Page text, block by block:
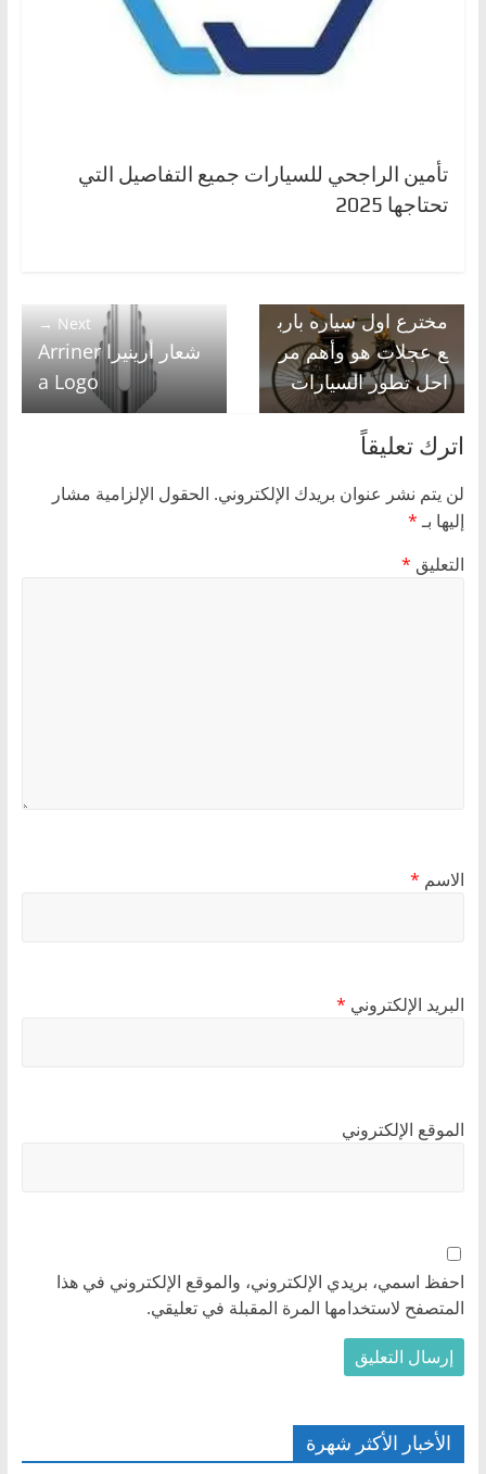
تأمين الراجحي للسيارات جميع التفاصيل التي
تحتاجها 2025
مخترع اول سياره بارب
ع عجلات هو وأهم مر
احل تطور السيارات
Next →
شعار أرينيرا Arriner
a Logo
اترك تعليقاً
لن يتم نشر عنوان بريدك الإلكتروني. الحقول الإلزامية مشار
إليها بـ*
التعليق *
الاسم *
البريد الإلكتروني *
الموقع الإلكتروني
احفظ اسمي، بريدي الإلكتروني، والموقع الإلكتروني في هذا
المتصفح لاستخدامها المرة المقبلة في تعليقي.
الأخبار الأكثر شهرة